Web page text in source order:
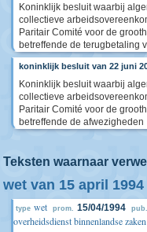
Koninklijk besluit waarbij
collectieve
Paritair Comité voor de
betreffende de terugbetaling
koninklijk besluit van 22 juni
Koninklijk besluit waarbij
collectieve
Paritair Comité voor de
betreffende de afwezigheden
Teksten waarnaar
wet van 15 april 1994
type wet prom. 15/04/1994 pub.
overheidsdienst binnenlandse zaken